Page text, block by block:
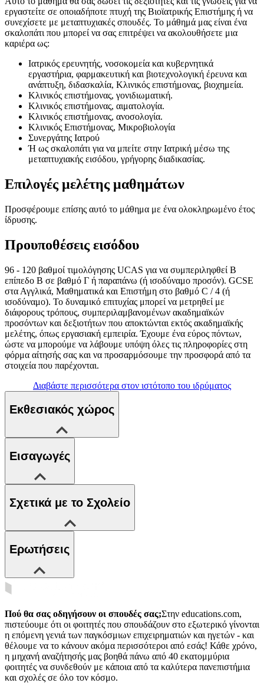
εργαστείτε σε οποιαδήποτε πτυχή της Βιοϊατρικής Επιστήμης ή να
συνεχίσετε με μεταπτυχιακές σπουδές. Το μάθημά μας είναι ένα
σκαλοπάτι που μπορεί να σας επιτρέψει να ακολουθήσετε μια
καριέρα ως:
Ιατρικός ερευνητής, νοσοκομεία και κυβερνητικά
εργαστήρια, φαρμακευτική και βιοτεχνολογική έρευνα και
ανάπτυξη, διδασκαλία, Κλινικός επιστήμονας, βιοχημεία.
Κλινικός επιστήμονας, γονιδιωματική.
Κλινικός επιστήμονας, αιματολογία.
Κλινικός επιστήμονας, ανοσολογία.
Κλινικός Επιστήμονας, Μικροβιολογία
Συνεργάτης Ιατρού
Ή ως σκαλοπάτι για να μπείτε στην Ιατρική μέσω της
μεταπτυχιακής εισόδου, γρήγορης διαδικασίας.
Επιλογές μελέτης μαθημάτων
Προσφέρουμε επίσης αυτό το μάθημα με ένα ολοκληρωμένο έτος
ίδρυσης.
Προυποθέσεις εισόδου
96 - 120 βαθμοί τιμολόγησης UCAS για να συμπεριληφθεί Β
επίπεδο Β σε βαθμό Γ ή παραπάνω (ή ισοδύναμο προσόν). GCSE
στα Αγγλικά, Μαθηματικά και Επιστήμη στο βαθμό C / 4 (ή
ισοδύναμο). Το δυναμικό επιτυχίας μπορεί να μετρηθεί με
διάφορους τρόπους, συμπεριλαμβανομένων ακαδημαϊκών
προσόντων και δεξιοτήτων που αποκτώνται εκτός ακαδημαϊκής
μελέτης, όπως εργασιακή εμπειρία. Έχουμε ένα εύρος πόντων,
ώστε να μπορούμε να λάβουμε υπόψη όλες τις πληροφορίες στη
φόρμα αίτησής σας και να προσαρμόσουμε την προσφορά από τα
στοιχεία που παρέχονται.
Διαβάστε περισσότερα στον ιστότοπο του ιδρύματος
Εκθεσιακός χώρος
Εισαγωγές
Σχετικά με το Σχολείο
Ερωτήσεις
Πού θα σας οδηγήσουν οι σπουδές σας;Στην educations.com,
πιστεύουμε ότι οι φοιτητές που σπουδάζουν στο εξωτερικό γίνονται
η επόμενη γενιά των παγκόσμιων επιχειρηματιών και ηγετών - και
θέλουμε να το κάνουν ακόμα περισσότεροι από εσάς! Κάθε χρόνο,
η μηχανή αναζήτησής μας βοηθά πάνω από 40 εκατομμύρια
φοιτητές να συνδεθούν με κάποια από τα καλύτερα πανεπιστήμια
και σχολές σε όλο τον κόσμο.